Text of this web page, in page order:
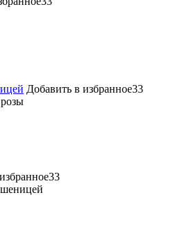
Добавить в избранное33